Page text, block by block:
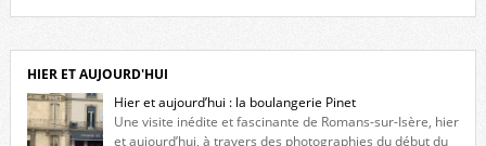
l’histoire de la redécouverte de vestiges du couvent des Capucins ! Petit
retour sur l’histoire […]
HIER ET AUJOURD'HUI
Hier et aujourd’hui : la boulangerie Pinet
Une visite inédite et fascinante de Romans-sur-Isère, hier
et aujourd’hui, à travers des photographies du début du